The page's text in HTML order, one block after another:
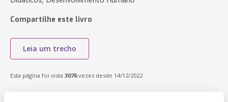
Compartilhe este livro
Leia um trecho
Esta página foi vista 3076vezes desde 14/12/2022